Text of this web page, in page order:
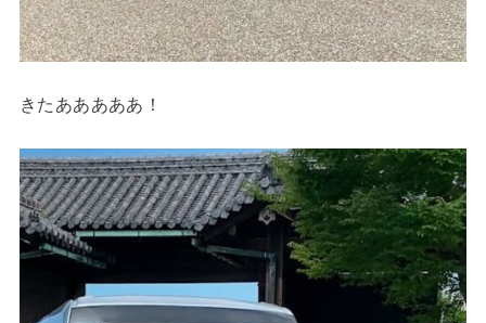
きたあああああ！